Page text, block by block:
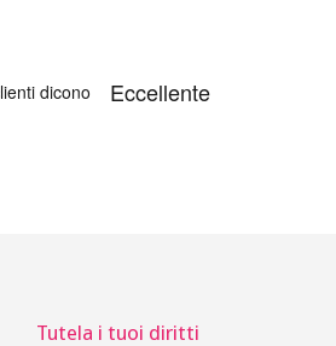
Tutela i tuoi diritti